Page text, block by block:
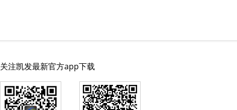
关注凯发最新官方app下载